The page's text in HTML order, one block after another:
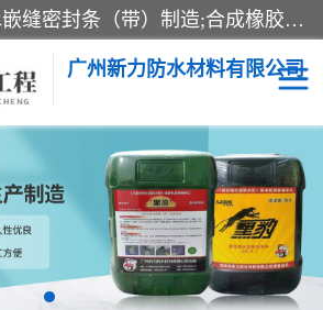
经营范围包括防水嵌缝密封条（带）制造;合成橡胶制造（监控化学品、危险化学品除外）;沥青混合物制造;防水胶粘带制造;其他合成材料制造（监控化学品、危险化学品除外）;涂料制造（监控化学品、危险化学品除外）;建筑结构防水补漏;防水建筑材料制造;粘合剂制造（监控化学品、危险化学品除外）;涂料零售;广州新力防水材料有限公司具有1处分支机构。
广州新力防水材料有限公司
建筑108胶水
自粘卷材